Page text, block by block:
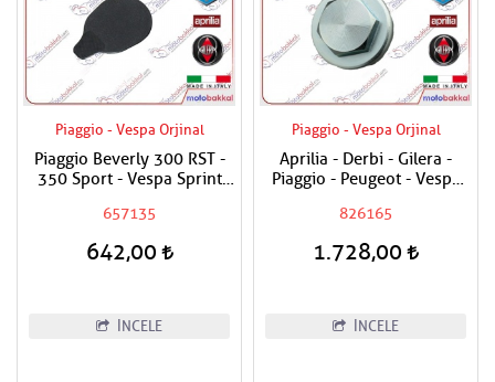
Piaggio - Vespa Orjinal
Piaggio Beverly 300 RST -
350 Sport - Vespa Sprint
ie 3V Dekor Kapak - Sinyal -
Torpido
657135
642,00
İNCELE
Piaggio - Vespa Orjinal
Aprilia - Derbi - Gilera -
Piaggio - Peugeot - Vespa
- 300 - 400 - 500 - 800 Yağ
Tapası
826165
1.728,00
İNCELE